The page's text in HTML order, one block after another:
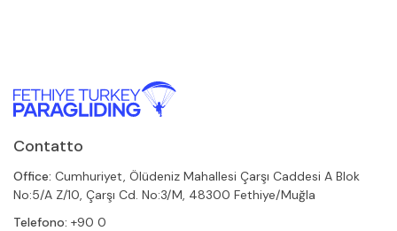
Contatto
Office: Cumhuriyet, Ölüdeniz Mahallesi Çarşı Caddesi A Blok
No:5/A Z/10, Çarşı Cd. No:3/M, 48300 Fethiye/Muğla
Telefono: +90 0